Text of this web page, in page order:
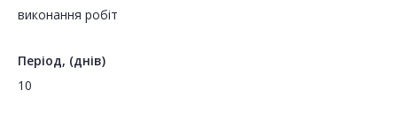
виконання робіт
Період, (днів)
10